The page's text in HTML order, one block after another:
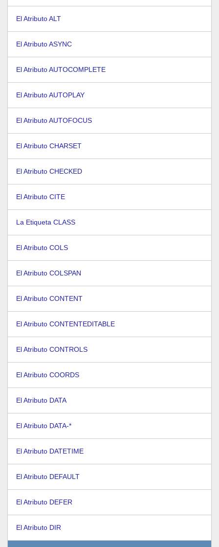
El Atributo ALT
El Atributo ASYNC
El Atributo AUTOCOMPLETE
El Atributo AUTOPLAY
El Atributo AUTOFOCUS
El Atributo CHARSET
El Atributo CHECKED
El Atributo CITE
La Etiqueta CLASS
El Atributo COLS
El Atributo COLSPAN
El Atributo CONTENT
El Atributo CONTENTEDITABLE
El Atributo CONTROLS
El Atributo COORDS
El Atributo DATA
El Atributo DATA-*
El Atributo DATETIME
El Atributo DEFAULT
El Atributo DEFER
El Atributo DIR